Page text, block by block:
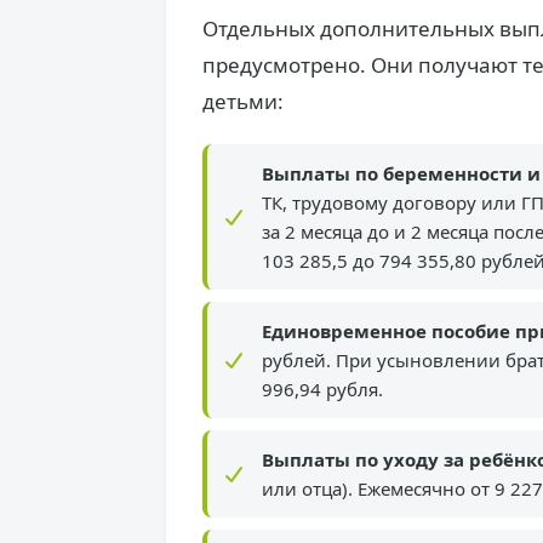
Отдельных дополнительных
предусмотрено. Они получают
детьми:
Выплаты по беременности
ТК, трудовому договору или
за 2 месяца до и 2 месяца
103 285,5 до 794 355,80
Единовременное пособие
рублей. При усыновлении
996,94 рубля.
Выплаты по уходу за
или отца). Ежемесячно от 9